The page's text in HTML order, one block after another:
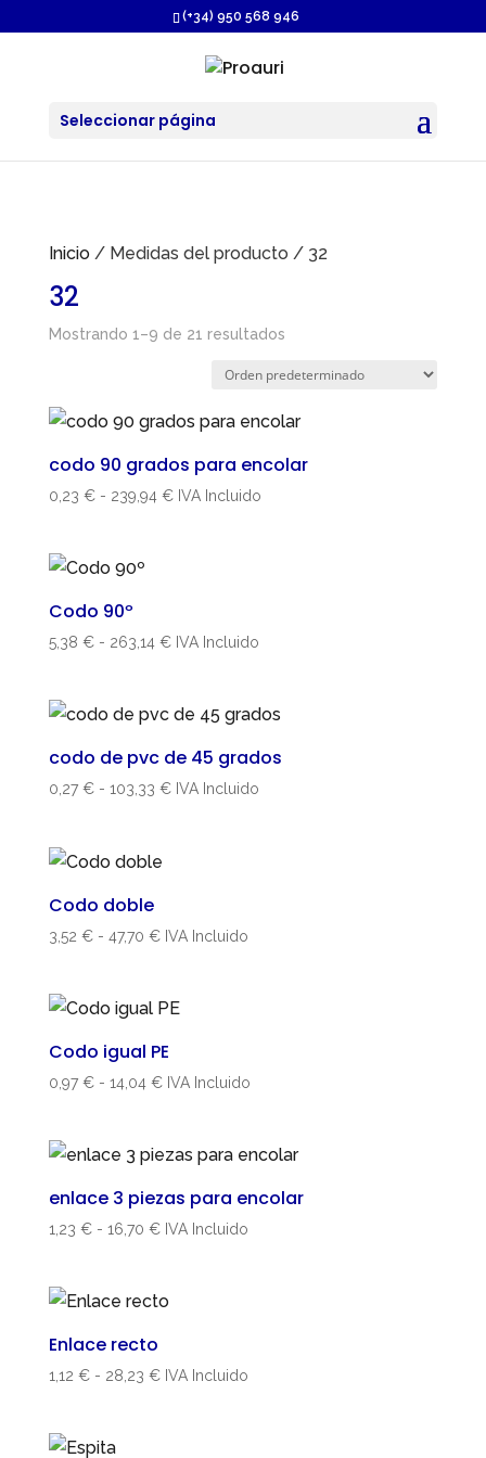
(+34) 950 568 946
Seleccionar página
Inicio/ Medidas del producto / 32
32
Mostrando 1–9 de 21 resultados
codo 90 grados para encolar
0,23 € - 239,94 €Rango
239,94 €
IVA Incluido
Codo 90º
5,38 € - 263,14 €Rango
desde
hasta
263,14 €
IVA Incluido
codo de pvc de 45 grados
0,27 € - 103,33 €Rango
103,33 €
IVA Incluido
Codo doble
3,52 € - 47,70 €Rango
desde
hasta
47,70 €
IVA Incluido
Codo igual PE
0,97 € - 14,04 €Rango
desde
hasta
14,04 €
IVA Incluido
enlace 3 piezas para encolar
1,23 € - 16,70 €Rango
desde
16,70 €
IVA Incluido
Enlace recto
1,12 € - 28,23 €Rango
IVA Incluido